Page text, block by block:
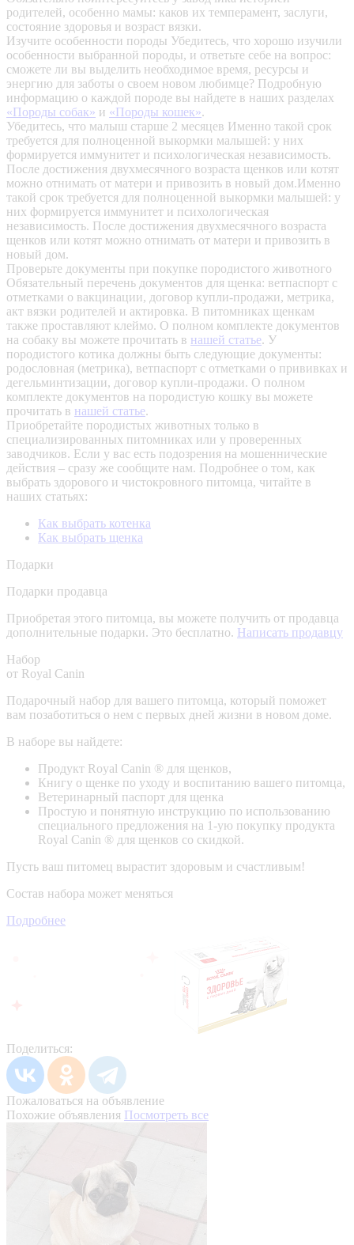
родителей, особенно мамы: каков их темперамент, заслуги,
состояние здоровья и возраст вязки.
Изучите особенности породы Убедитесь, что хорошо изучили
особенности выбранной породы, и ответьте себе на вопрос:
сможете ли вы выделить необходимое время, ресурсы и
энергию для заботы о своем новом любимце? Подробную
информацию о каждой породе вы найдете в наших разделах
«Породы собак» и «Породы кошек».
Убедитесь, что малыш старше 2 месяцев Именно такой срок
требуется для полноценной выкормки малышей: у них
формируется иммунитет и психологическая независимость.
После достижения двухмесячного возраста щенков или котят
можно отнимать от матери и привозить в новый дом.Именно
такой срок требуется для полноценной выкормки малышей: у
них формируется иммунитет и психологическая
независимость. После достижения двухмесячного возраста
щенков или котят можно отнимать от матери и привозить в
новый дом.
Проверьте документы при покупке породистого животного
Обязательный перечень документов для щенка: ветпаспорт с
отметками о вакцинации, договор купли-продажи, метрика,
акт вязки родителей и актировка. В питомниках щенкам
также проставляют клеймо. О полном комплекте документов
на собаку вы можете прочитать в нашей статье. У
породистого котика должны быть следующие документы:
родословная (метрика), ветпаспорт с отметками о прививках и
дегельминтизации, договор купли-продажи. О полном
комплекте документов на породистую кошку вы можете
прочитать в нашей статье.
Приобретайте породистых животных только в
специализированных питомниках или у проверенных
заводчиков. Если у вас есть подозрения на мошеннические
действия – сразу же сообщите нам. Подробнее о том, как
выбрать здорового и чистокровного питомца, читайте в
наших статьях:
Как выбрать котенка
Как выбрать щенка
Подарки
Подарки продавца
Приобретая этого питомца, вы можете получить от продавца
дополнительные подарки. Это бесплатно. Написать продавцу
Набор
от Royal Canin
Подарочный набор для вашего питомца, который поможет
вам позаботиться о нем с первых дней жизни в новом доме.
В наборе вы найдете:
Продукт Royal Canin ® для щенков,
Книгу о щенке по уходу и воспитанию вашего питомца,
Ветеринарный паспорт для щенка
Простую и понятную инструкцию по использованию
специального предложения на 1-ую покупку продукта
Royal Canin ® для щенков со скидкой.
Пусть ваш питомец вырастит здоровым и счастливым!
Состав набора может меняться
Подробнее
Поделиться:
Пожаловаться на объявление
Похожие объявления Посмотреть все